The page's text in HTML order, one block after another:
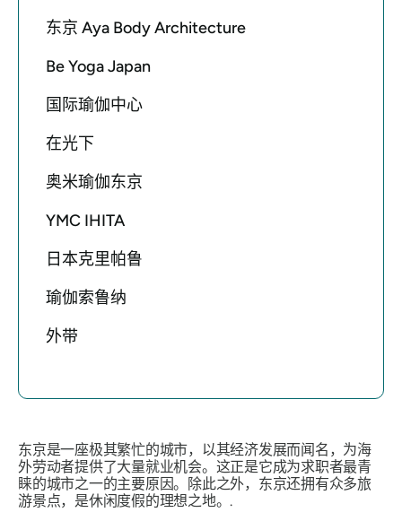
东京 Aya Body Architecture
Be Yoga Japan
国际瑜伽中心
在光下
奥米瑜伽东京
YMC IHITA
日本克里帕鲁
瑜伽索鲁纳
外带
东京是一座极其繁忙的城市，以其经济发展而闻名，为海
外劳动者提供了大量就业机会。这正是它成为求职者最青
睐的城市之一的主要原因。除此之外，东京还拥有众多旅
游景点，是休闲度假的理想之地。.